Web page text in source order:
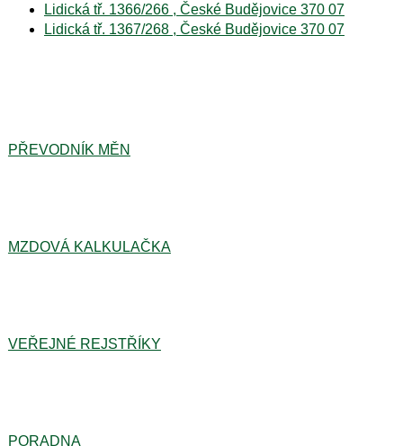
Lidická tř. 1366/266 , České Budějovice 370 07
Lidická tř. 1367/268 , České Budějovice 370 07
PŘEVODNÍK MĚN
MZDOVÁ KALKULAČKA
VEŘEJNÉ REJSTŘÍKY
PORADNA